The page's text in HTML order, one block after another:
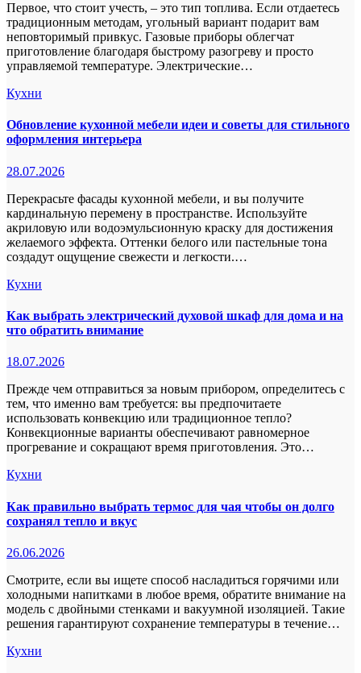
Первое, что стоит учесть, – это тип топлива. Если отдаетесь
традиционным методам, угольный вариант подарит вам
неповторимый привкус. Газовые приборы облегчат
приготовление благодаря быстрому разогреву и просто
управляемой температуре. Электрические…
Кухни
Обновление кухонной мебели идеи и советы для стильного
оформления интерьера
28.07.2026
Перекрасьте фасады кухонной мебели, и вы получите
кардинальную перемену в пространстве. Используйте
акриловую или водоэмульсионную краску для достижения
желаемого эффекта. Оттенки белого или пастельные тона
создадут ощущение свежести и легкости.…
Кухни
Как выбрать электрический духовой шкаф для дома и на
что обратить внимание
18.07.2026
Прежде чем отправиться за новым прибором, определитесь с
тем, что именно вам требуется: вы предпочитаете
использовать конвекцию или традиционное тепло?
Конвекционные варианты обеспечивают равномерное
прогревание и сокращают время приготовления. Это…
Кухни
Как правильно выбрать термос для чая чтобы он долго
сохранял тепло и вкус
26.06.2026
Смотрите, если вы ищете способ насладиться горячими или
холодными напитками в любое время, обратите внимание на
модель с двойными стенками и вакуумной изоляцией. Такие
решения гарантируют сохранение температуры в течение…
Кухни